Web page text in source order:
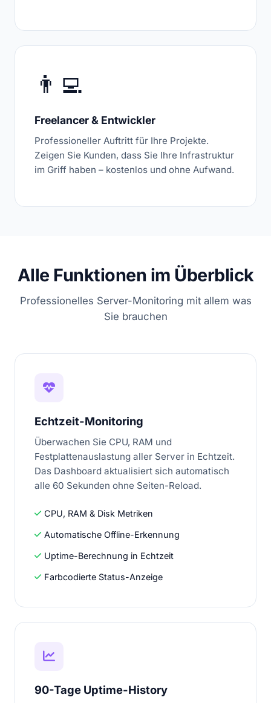
👨‍💻
Freelancer & Entwickler
Professioneller Auftritt für Ihre Projekte.
Zeigen Sie Kunden, dass Sie Ihre Infrastruktur
im Griff haben – kostenlos und ohne Aufwand.
Alle Funktionen im Überblick
Professionelles Server-Monitoring mit allem was
Sie brauchen
Echtzeit-Monitoring
Überwachen Sie CPU, RAM und
Festplattenauslastung aller Server in Echtzeit.
Das Dashboard aktualisiert sich automatisch
alle 60 Sekunden ohne Seiten-Reload.
CPU, RAM & Disk Metriken
Automatische Offline-Erkennung
Uptime-Berechnung in Echtzeit
Farbcodierte Status-Anzeige
90-Tage Uptime-History